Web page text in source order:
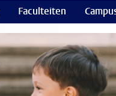
Faculteiten